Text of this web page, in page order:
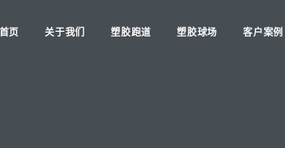
首页 关于我们 塑胶跑道 塑胶球场 客户案例